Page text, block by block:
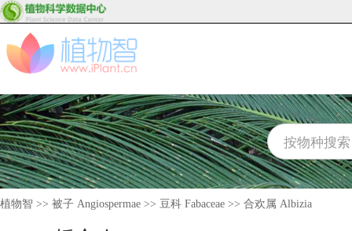
植物智 >> 被子 Angiospermae >> 豆科 Fabaceae >> 合欢属 Albizia